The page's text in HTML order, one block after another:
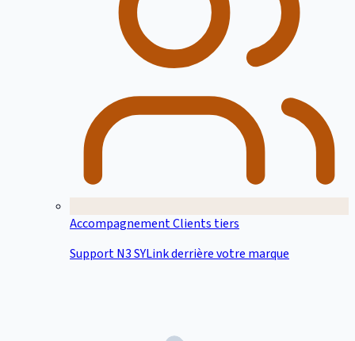
Accompagnement Clients tiers
Support N3 SYLink derrière votre marque